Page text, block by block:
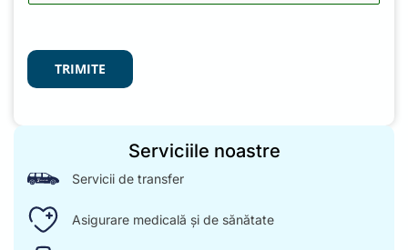
TRIMITE
Serviciile noastre
Servicii de transfer
Asigurare medicală și de sănătate